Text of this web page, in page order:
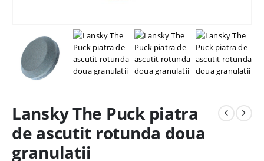
Lansky The Puck piatra
de ascutit rotunda doua
granulatii